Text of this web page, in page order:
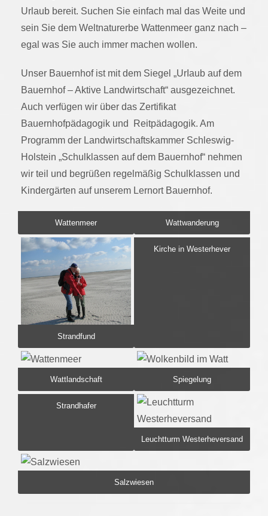
Urlaub bereit. Suchen Sie einfach mal das Weite und
sein Sie dem Weltnaturerbe Wattenmeer ganz nach –
egal was Sie auch immer machen wollen.
Unser Bauernhof ist mit dem Siegel „UrIaub auf dem
Bauernhof – Aktive Landwirtschaft“ ausgezeichnet.
Auch verfügen wir über das Zertifikat
Bauernhofpädagogik und Reitpädagogik. Am
Programm der Landwirtschaftskammer Schleswig-
Holstein „Schulklassen auf dem Bauernhof“ nehmen
wir teil und begrüßen regelmäßig Schulklassen und
Kindergärten auf unserem Lernort Bauernhof.
Wattenmeer Wattwanderung
Strandfund
Kirche in Westerhever
Wattlandschaft Spiegelung
Strandhafer
Leuchtturm Westerheversand
Salzwiesen